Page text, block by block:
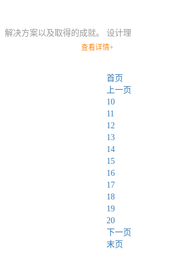
解决方案以及取得的成就。 设计理
查看详情+
首页
上一页
10
11
12
13
14
15
16
17
18
19
20
下一页
末页